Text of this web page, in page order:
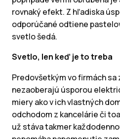
rovnaký efekt. Z hľadiska
odporúčané odtiene
svetlo šedá.
Svetlo, len keď je to treba
Predovšetkým vo firmách sa
nezaoberajú úsporou
miery ako v ich vlastných
odchodom z kancelárie či
už stáva takmer